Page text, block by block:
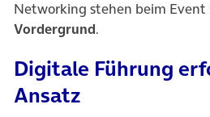
Networking stehen beim
Vordergrund.
Digitale Führung
Ansatz